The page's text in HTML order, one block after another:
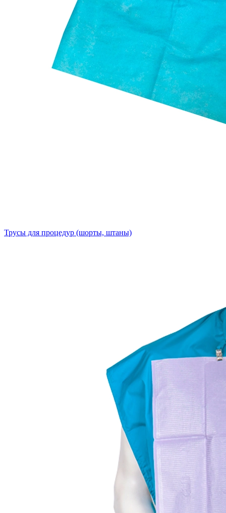
Трусы для процедур (шорты, штаны)